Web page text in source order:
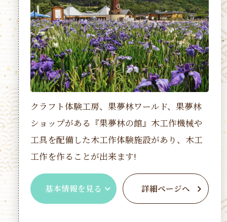
クラフト体験工房、果夢林ワールド、果夢林
ショップがある『果夢林の館』木工作機械や
工具を配備した木工作体験施設があり、木工
工作を作ることが出来ます!
基本情報を見る 詳細ページへ